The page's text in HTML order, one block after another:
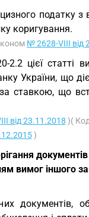
податку з
коригування.
№ 2628-VIII від
2.2 цієї статті
України, що
ставкою, що
від 23.11.2018 )(
)
вимог іншого
документів,